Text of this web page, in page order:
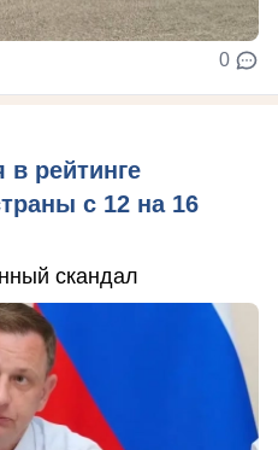
0
рейтинге
с 12 на 16
скандал